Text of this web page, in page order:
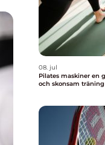
08. jul
Pilates maskiner en guide till effektiv
och skonsam träning